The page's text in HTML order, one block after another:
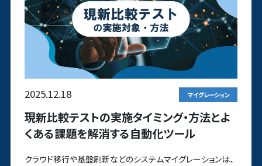
2025.12.18 マイグレーション
現新比較テストの実施タイミング・方法とよ
くある課題を解消する自動化ツール
クラウド移行や基盤刷新などのシステムマイグレーションは、